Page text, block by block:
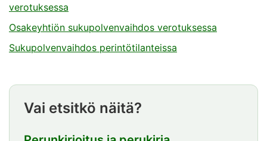
verotuksessa
Osakeyhtiön sukupolvenvaihdos verotuksessa
Sukupolvenvaihdos perintötilanteissa
Vai etsitkö näitä?